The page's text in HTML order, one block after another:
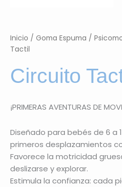
Inicio / Goma Espuma /
Tactil
Circuito
¡PRIMERAS AVENTURAS DE
Diseñado para bebés de 6 a
primeros desplazamientos
Favorece la motricidad
deslizarse y explorar.
Estimula la confianza: cada